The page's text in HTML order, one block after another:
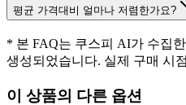
평균 가격대비 얼마나 저렴한가요?
* 본 FAQ는 쿠스피 AI가 수집
생성되었습니다. 실제 구매 시
이 상품의 다른 옵션